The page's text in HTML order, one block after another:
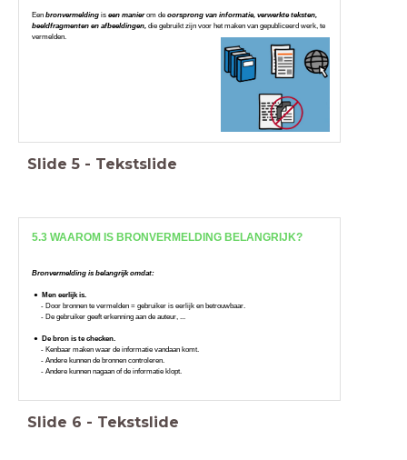
Een bronvermeldingis een manierom de oorsprong van informatie, verwerkte teksten,
beeldfragmenten en afbeeldingen, die gebruikt zijn voor het maken van gepubliceerd werk, te
vermelden.
Slide 5 - Tekstslide
5.3 WAAROM IS BRONVERMELDING BELANGRIJK?
Bronvermelding is belangrijk omdat:
Men eerlijk is.
- Door bronnen te vermelden = gebruiker is eerlijk en betrouwbaar.
- De gebruiker geeft erkenning aan de auteur, ...
De bron is te checken.
- Kenbaar maken waar de informatie vandaan komt.
- Andere kunnen de bronnen controleren.
- Andere kunnen nagaan of de informatie klopt.
Slide 6 - Tekstslide